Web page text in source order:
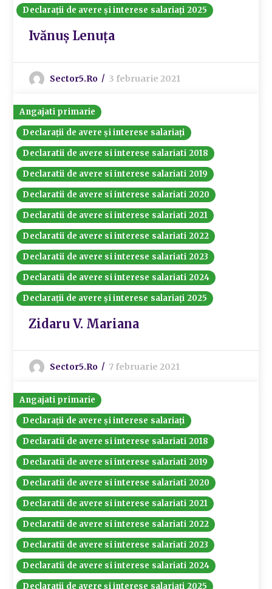
Declarații de avere și interese salariați 2025
Ivănuș Lenuța
Sector5.ro 3 februarie 2021
Angajati primarie
Declarații de avere și interese salariați
Declaratii de avere si interese salariati 2018
Declaratii de avere si interese salariati 2019
Declaratii de avere si interese salariati 2020
Declaratii de avere si interese salariati 2021
Declaratii de avere si interese salariati 2022
Declaratii de avere si interese salariati 2023
Declaratii de avere si interese salariati 2024
Declarații de avere și interese salariați 2025
Zidaru V. Mariana
Sector5.ro 7 februarie 2021
Angajati primarie
Declarații de avere și interese salariați
Declaratii de avere si interese salariati 2018
Declaratii de avere si interese salariati 2019
Declaratii de avere si interese salariati 2020
Declaratii de avere si interese salariati 2021
Declaratii de avere si interese salariati 2022
Declaratii de avere si interese salariati 2023
Declaratii de avere si interese salariati 2024
Declarații de avere și interese salariați 2025